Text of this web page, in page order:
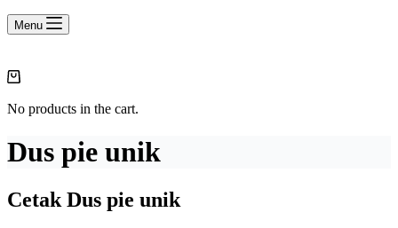
Menu
Shopping
No products in the cart.
Dus pie unik
Cetak Dus pie unik